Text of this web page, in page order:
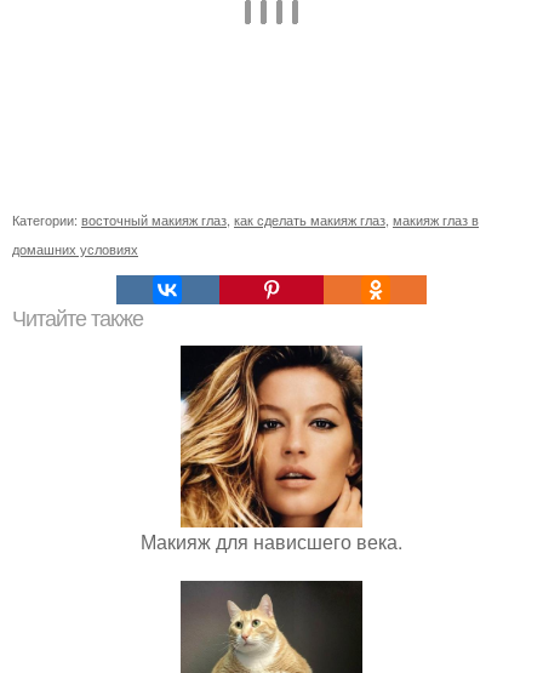
Категории: восточный макияж глаз как сделать макияж глаз макияж глаз в
домашних условиях
Читайте также
Макияж для нависшего века.